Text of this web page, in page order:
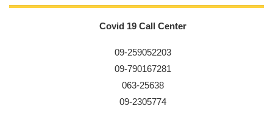
Covid 19 Call Center
09-259052203
09-790167281
063-25638
09-2305774